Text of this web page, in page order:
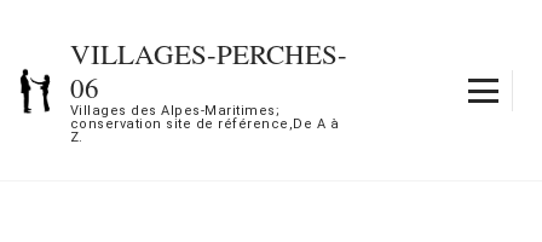
contenu
(Pressez
VILLAGES-PERCHES-
06
Villages des Alpes-Maritimes;
conservation site de référence,De A à
Z.